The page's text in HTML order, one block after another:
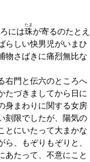
には珠
たま
が寄るのたとえ
らしい快男児がいまひ
物さばきに痛烈無比な
右門と伝六のところへ
たづきましてから日に
身まわりに関する女房
刻限でしたが、陽気の
とにいたって大まかな
、もぞりもぞりと、
あたって、不意にこと